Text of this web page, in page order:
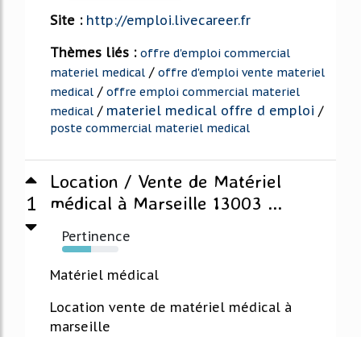
Site : http://emploi.livecareer.fr
Thèmes liés : offre d'emploi commercial
materiel medical / offre d'emploi vente materiel
medical / offre emploi commercial materiel
medical / materiel medical offre d emploi /
poste commercial materiel medical
1
Location / Vente de Matériel
médical à Marseille 13003 ...
Pertinence
51%
Matériel médical
Location vente de matériel médical à
marseille